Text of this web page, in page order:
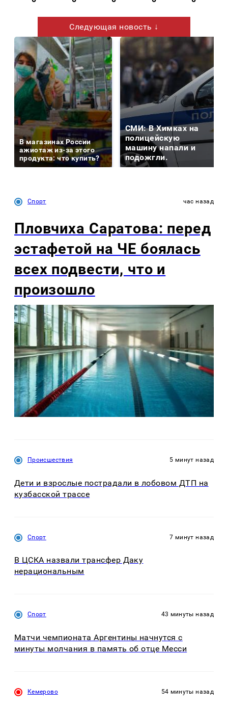
Следующая новость ↓
В магазинах России
ажиотаж из-за этого
продукта: что купить?
СМИ: В Химках на
полицейскую
машину напали и
подожгли.
Спорт час назад
Пловчиха Саратова: перед
эстафетой на ЧЕ боялась
всех подвести, что и
произошло
Происшествия 5 минут назад
Дети и взрослые пострадали в лобовом ДТП на
кузбасской трассе
Спорт 7 минут назад
В ЦСКА назвали трансфер Даку
нерациональным
Спорт 43 минуты назад
Матчи чемпионата Аргентины начнутся с
минуты молчания в память об отце Месси
Кемерово 54 минуты назад